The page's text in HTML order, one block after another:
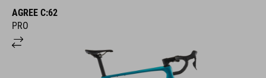
AGREE C:62
PRO